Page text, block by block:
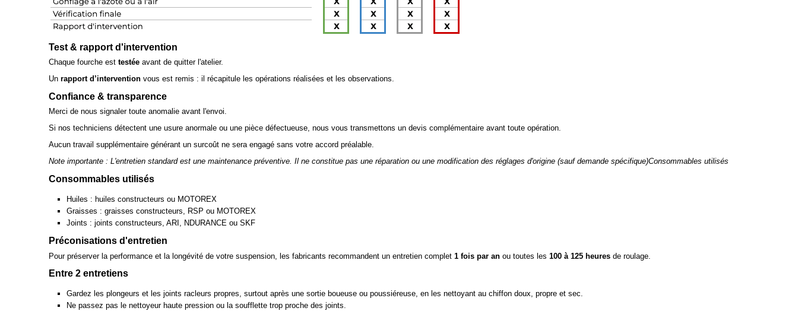
Test & rapport d'intervention
Chaque fourche est testée avant de quitter l'atelier.
Un rapport d’intervention vous est remis : il récapitule les opérations réalisées et les observations.
Confiance & transparence
Merci de nous signaler toute anomalie avant l'envoi.
Si nos techniciens détectent une usure anormale ou une pièce défectueuse, nous vous transmettons un devis complémentaire avant toute opération.
Aucun travail supplémentaire générant un surcoût ne sera engagé sans votre accord préalable.
Note importante : L'entretien standard est une maintenance préventive. Il ne constitue pas une réparation ou une modification des réglages d'origine (sauf demande spécifique)Consommables utilisés
Consommables utilisés
Huiles : huiles constructeurs ou MOTOREX
Graisses : graisses constructeurs, RSP ou MOTOREX
Joints : joints constructeurs, ARI, NDURANCE ou SKF
Préconisations d'entretien
Pour préserver la performance et la longévité de votre suspension, les fabricants recommandent un entretien complet 1 fois par an ou toutes les 100 à 125 heures de roulage.
Entre 2 entretiens
Gardez les plongeurs et les joints racleurs propres, surtout après une sortie boueuse ou poussiéreuse, en les nettoyant au chiffon doux, propre et sec.
Ne passez pas le nettoyeur haute pression ou la soufflette trop proche des joints.